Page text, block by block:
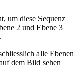
um diese Sequenz
2 und Ebene 3
alle Ebenen
dem Bild sehen